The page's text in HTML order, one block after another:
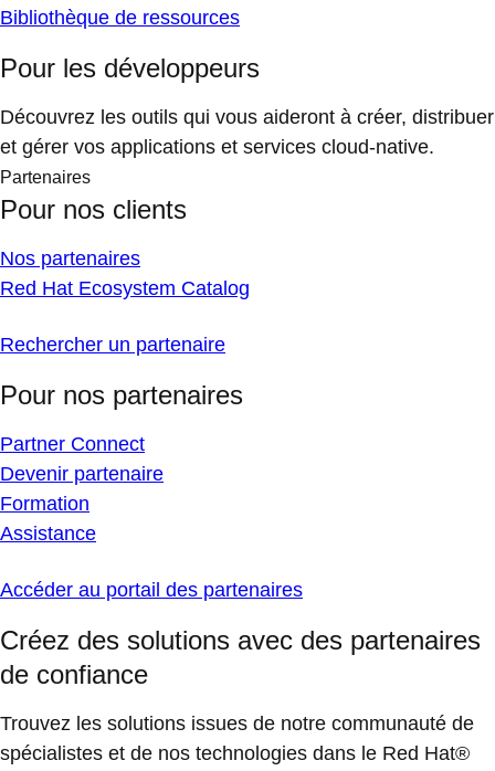
Bibliothèque de ressources
Pour les développeurs
Découvrez les outils qui vous aideront à créer, distribuer
et gérer vos applications et services cloud-native.
Partenaires
Pour nos clients
Nos partenaires
Red Hat Ecosystem Catalog
Rechercher un partenaire
Pour nos partenaires
Partner Connect
Devenir partenaire
Formation
Assistance
Accéder au portail des partenaires
Créez des solutions avec des partenaires
de confiance
Trouvez les solutions issues de notre communauté de
spécialistes et de nos technologies dans le Red Hat®